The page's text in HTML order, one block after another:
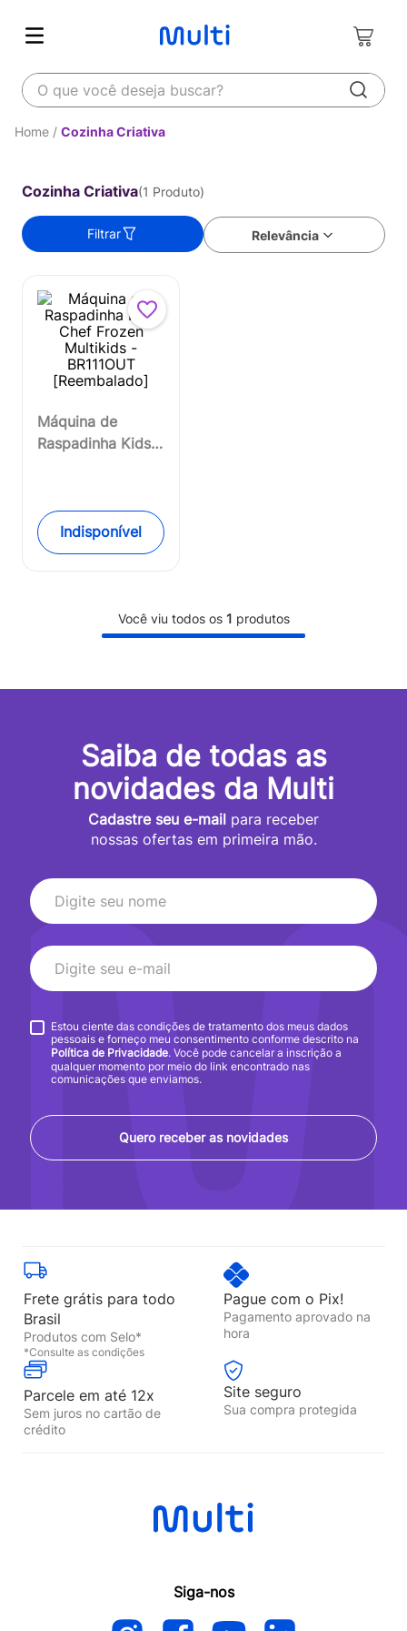
O que você deseja buscar?
Cozinha Criativa
Cozinha Criativa 1 Produto
Relevância
Filtrar
Máquina de
Raspadinha Kids
BR111OUT
[Reembalado]
Indisponível
Você viu todos os 1 produtos
Saiba de todas as
novidades da Multi
Cadastre seu e-mail para receber
nossas ofertas em primeira mão.
Quero receber as novidades
Estou ciente das condições de tratamento dos meus dados
pessoais e forneço meu consentimento conforme descrito na
Política de Privacidade. Você pode cancelar a inscrição a
qualquer momento por meio do link encontrado nas
comunicações que enviamos.
Frete grátis para todo
Brasil
Produtos com Selo*
*Consulte as condições
Pague com o Pix!
Pagamento aprovado na
hora
Parcele em até 12x
Sem juros no cartão de
crédito
Site seguro
Sua compra protegida
Siga-nos